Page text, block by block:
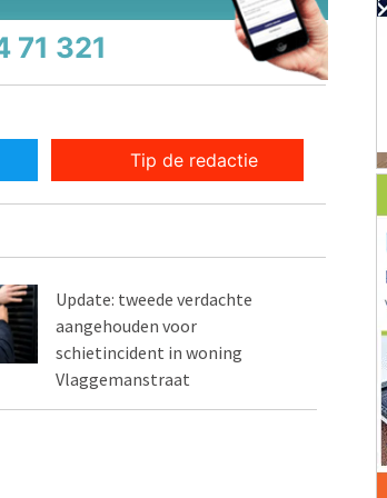
71 321
Tip de redactie
Update: tweede verdachte
aangehouden voor
schietincident in woning
Vlaggemanstraat